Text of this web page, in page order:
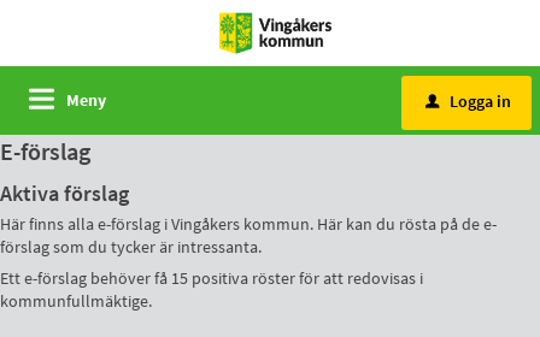
Meny u Logga in
E-förslag
Aktiva förslag
Här finns alla e-förslag i Vingåkers kommun. Här kan du rösta på de e-
förslag som du tycker är intressanta.
Ett e-förslag behöver få 15 positiva röster för att redovisas i
kommunfullmäktige.